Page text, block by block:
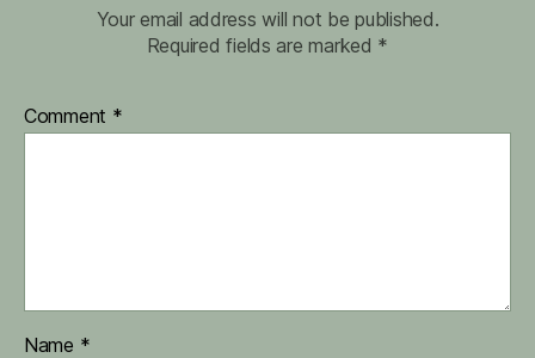
Your email address will not be published.
Required fields are marked *
Comment *
Name *